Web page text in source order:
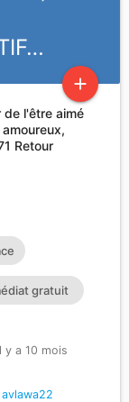
add
de l'être aimé
Retour
gratuit
y a 10 mois
avlawa22